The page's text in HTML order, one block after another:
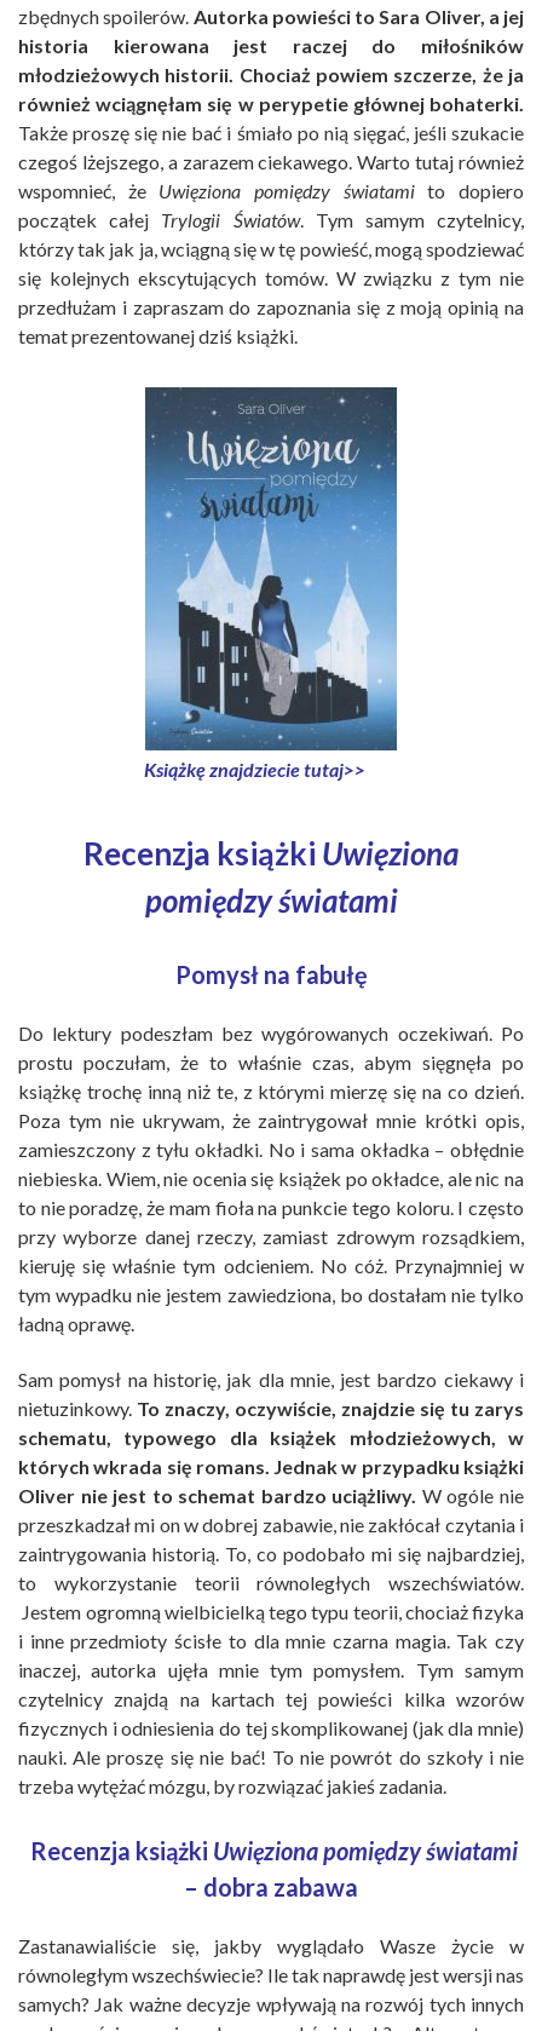
zbędnych spoilerów. Autorka powieści to Sara Oliver, a jej
historia kierowana jest raczej do miłośników
młodzieżowych historii. Chociaż powiem szczerze, że ja
również wciągnęłam się w perypetie głównej bohaterki.
Także proszę się nie bać i śmiało po nią sięgać, jeśli szukacie
czegoś lżejszego, a zarazem ciekawego. Warto tutaj również
wspomnieć, że Uwięziona pomiędzy światamito dopiero
początek całej Trylogii Światów. Tym samym czytelnicy,
którzy tak jak ja, wciągną się w tę powieść, mogą spodziewać
się kolejnych ekscytujących tomów. W związku z tym nie
przedłużam i zapraszam do zapoznania się z moją opinią na
temat prezentowanej dziś książki.
Książkę znajdziecie tutaj>>
Recenzja książki Uwięziona
pomiędzy światami
Pomysł na fabułę
Do lektury podeszłam bez wygórowanych oczekiwań. Po
prostu poczułam, że to właśnie czas, abym sięgnęła po
książkę trochę inną niż te, z którymi mierzę się na co dzień.
Poza tym nie ukrywam, że zaintrygował mnie krótki opis,
zamieszczony z tyłu okładki. No i sama okładka – obłędnie
niebieska. Wiem, nie ocenia się książek po okładce, ale nic na
to nie poradzę, że mam fioła na punkcie tego koloru. I często
przy wyborze danej rzeczy, zamiast zdrowym rozsądkiem,
kieruję się właśnie tym odcieniem. No cóż. Przynajmniej w
tym wypadku nie jestem zawiedziona, bo dostałam nie tylko
ładną oprawę.
Sam pomysł na historię, jak dla mnie, jest bardzo ciekawy i
nietuzinkowy. To znaczy, oczywiście, znajdzie się tu zarys
schematu, typowego dla książek młodzieżowych, w
których wkrada się romans. Jednak w przypadku książki
Oliver nie jest to schemat bardzo uciążliwy. W ogóle nie
przeszkadzał mi on w dobrej zabawie, nie zakłócał czytania i
zaintrygowania historią. To, co podobało mi się najbardziej,
to wykorzystanie teorii równoległych wszechświatów.
Jestem ogromną wielbicielką tego typu teorii, chociaż fizyka
i inne przedmioty ścisłe to dla mnie czarna magia. Tak czy
inaczej, autorka ujęła mnie tym pomysłem. Tym samym
czytelnicy znajdą na kartach tej powieści kilka wzorów
fizycznych i odniesienia do tej skomplikowanej (jak dla mnie)
nauki. Ale proszę się nie bać! To nie powrót do szkoły i nie
trzeba wytężać mózgu, by rozwiązać jakieś zadania.
Recenzja książki Uwięziona pomiędzy światami
– dobra zabawa
Zastanawialiście się, jakby wyglądało Wasze życie w
równoległym wszechświecie? Ile tak naprawdę jest wersji nas
samych? Jak ważne decyzje wpływają na rozwój tych innych